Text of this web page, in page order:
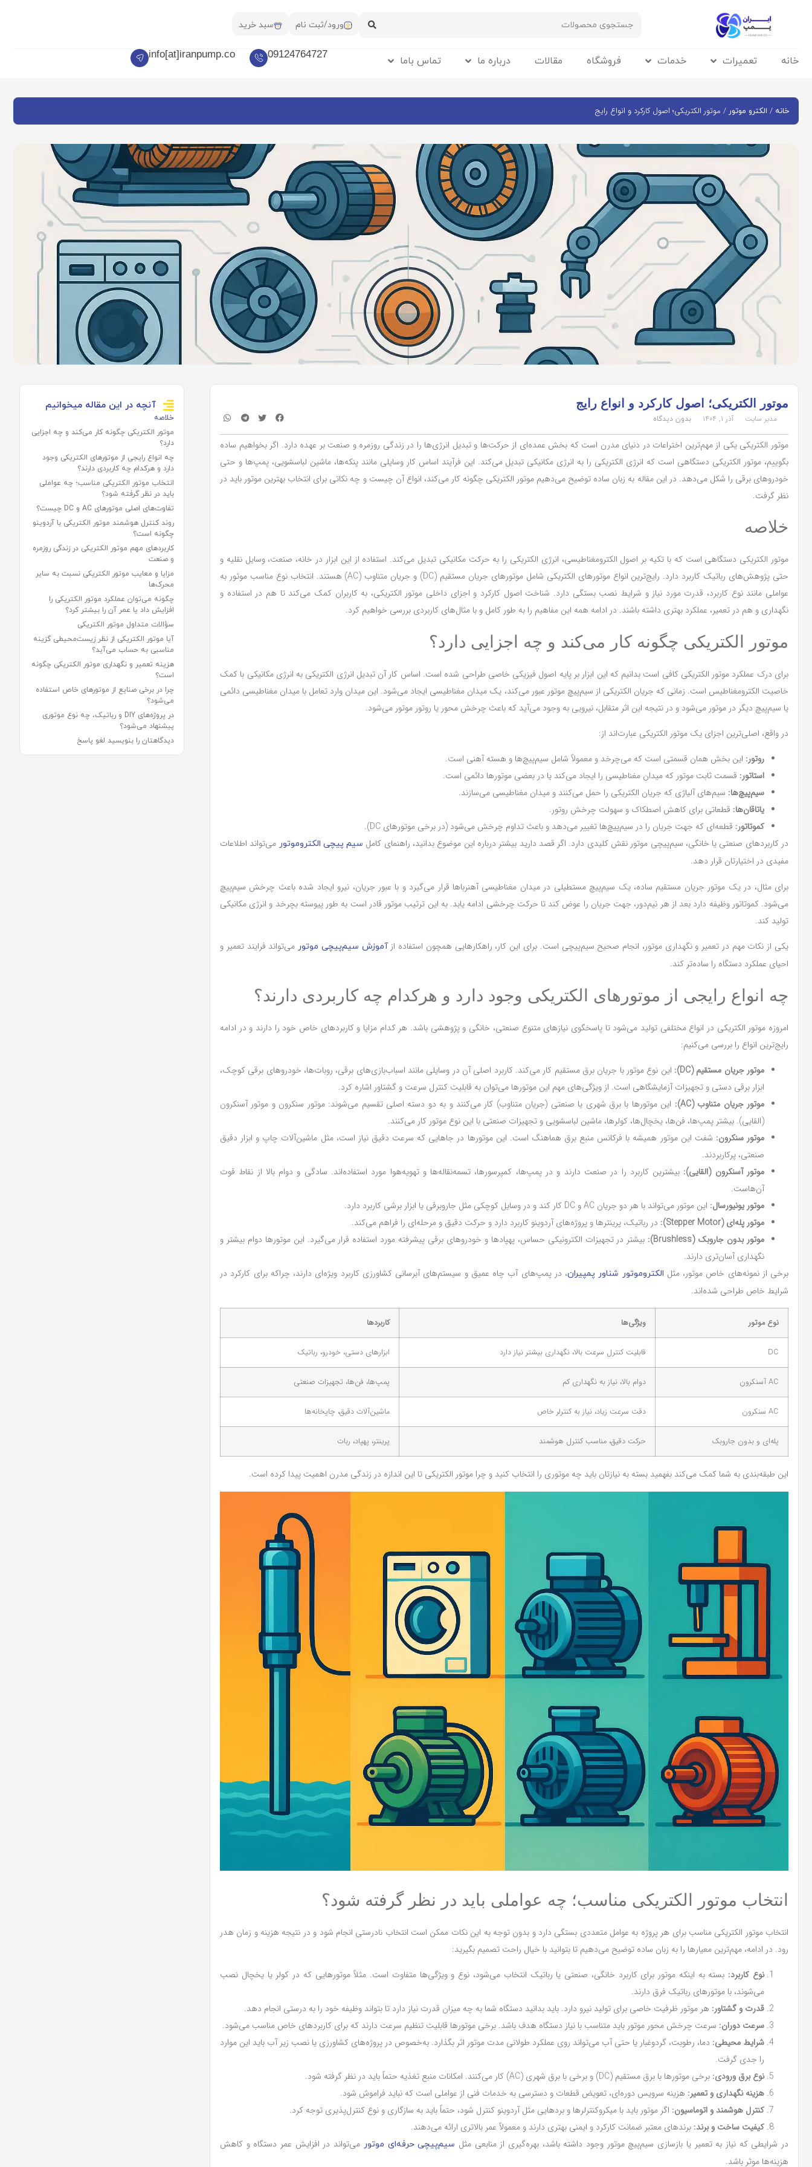
ورود/ثبت نام سبد خرید
خانه تعمیرات خدمات فروشگاه مقالات درباره ما تماس باما
09124764727
info[at]iranpump.co
خانه / الکترو موتور / موتور الکتریکی؛ اصول کارکرد و انواع رایج
موتور الکتریکی؛ اصول کارکرد و انواع رایج
مدیر سایت آذر ۱, ۱۴۰۴ بدون دیدگاه
موتور الکتریکی یکی از مهم‌ترین اختراعات در دنیای مدرن است که بخش عمده‌ای از حرکت‌ها و تبدیل انرژی‌ها را در زندگی روزمره و صنعت بر عهده دارد. اگر بخواهیم ساده
بگوییم، موتور الکتریکی دستگاهی است که انرژی الکتریکی را به انرژی مکانیکی تبدیل می‌کند. این فرآیند اساس کار وسایلی مانند پنکه‌ها، ماشین لباسشویی، پمپ‌ها و حتی
خودروهای برقی را شکل می‌دهد. در این مقاله به زبان ساده توضیح می‌دهیم موتور الکتریکی چگونه کار می‌کند، انواع آن چیست و چه نکاتی برای انتخاب بهترین موتور باید در
نظر گرفت.
خلاصه
موتور الکتریکی دستگاهی است که با تکیه بر اصول الکترومغناطیسی، انرژی الکتریکی را به حرکت مکانیکی تبدیل می‌کند. استفاده از این ابزار در خانه، صنعت، وسایل نقلیه و
حتی پژوهش‌های رباتیک کاربرد دارد. رایج‌ترین انواع موتورهای الکتریکی شامل موتورهای جریان مستقیم (DC) و جریان متناوب (AC) هستند. انتخاب نوع مناسب موتور به
عواملی مانند نوع کاربرد، قدرت مورد نیاز و شرایط نصب بستگی دارد. شناخت اصول کارکرد و اجزای داخلی موتور الکتریکی، به کاربران کمک می‌کند تا هم در استفاده و
نگهداری و هم در تعمیر، عملکرد بهتری داشته باشند. در ادامه همه این مفاهیم را به طور کامل و با مثال‌های کاربردی بررسی خواهیم کرد.
موتور الکتریکی چگونه کار می‌کند و چه اجزایی دارد؟
برای درک عملکرد موتور الکتریکی کافی است بدانیم که این ابزار بر پایه اصول فیزیکی خاصی طراحی شده است. اساس کار آن تبدیل انرژی الکتریکی به انرژی مکانیکی با کمک
خاصیت الکترومغناطیس است. زمانی که جریان الکتریکی از سیم‌پیچ موتور عبور می‌کند، یک میدان مغناطیسی ایجاد می‌شود. این میدان وارد تعامل با میدان مغناطیسی دائمی
یا سیم‌پیچ دیگر در موتور می‌شود و در نتیجه این اثر متقابل، نیرویی به وجود می‌آید که باعث چرخش محور یا روتور موتور می‌شود.
در واقع، اصلی‌ترین اجزای یک موتور الکتریکی عبارت‌اند از:
روتور: این بخش همان قسمتی است که می‌چرخد و معمولاً شامل سیم‌پیچ‌ها و هسته آهنی است.
استاتور: قسمت ثابت موتور که میدان مغناطیسی را ایجاد می‌کند یا در بعضی موتورها دائمی است.
سیم‌پیچ‌ها: سیم‌های آلیاژی که جریان الکتریکی را حمل می‌کنند و میدان مغناطیسی می‌سازند.
یاتاقان‌ها: قطعاتی برای کاهش اصطکاک و سهولت چرخش روتور.
کموتاتور: قطعه‌ای که جهت جریان را در سیم‌پیچ‌ها تغییر می‌دهد و باعث تداوم چرخش می‌شود (در برخی موتورهای DC).
در کاربردهای صنعتی یا خانگی، سیم‌پیچی موتور نقش کلیدی دارد. اگر قصد دارید بیشتر درباره این موضوع بدانید، راهنمای کامل سیم پیچی الکتروموتور می‌تواند اطلاعات
مفیدی در اختیارتان قرار دهد.
برای مثال، در یک موتور جریان مستقیم ساده، یک سیم‌پیچ مستطیلی در میدان مغناطیسی آهنرباها قرار می‌گیرد و با عبور جریان، نیرو ایجاد شده باعث چرخش سیم‌پیچ
می‌شود. کموتاتور وظیفه دارد بعد از هر نیم‌دور، جهت جریان را عوض کند تا حرکت چرخشی ادامه یابد. به این ترتیب موتور قادر است به طور پیوسته بچرخد و انرژی مکانیکی
تولید کند.
یکی از نکات مهم در تعمیر و نگهداری موتور، انجام صحیح سیم‌پیچی است. برای این کار، راهکارهایی همچون استفاده ازآموزش سیم‌پیچی موتور می‌تواند فرایند تعمیر و
احیای عملکرد دستگاه را ساده‌تر کند.
چه انواع رایجی از موتورهای الکتریکی وجود دارد و هرکدام چه کاربردی دارند؟
امروزه موتور الکتریکی در انواع مختلفی تولید می‌شود تا پاسخگوی نیازهای متنوع صنعتی، خانگی و پژوهشی باشد. هر کدام مزایا و کاربردهای خاص خود را دارند و در ادامه
رایج‌ترین انواع را بررسی می‌کنیم:
موتور جریان مستقیم (DC):
این نوع موتور با جریان برق مستقیم کار می‌کند. کاربرد اصلی آن در وسایلی مانند اسباب‌بازی‌های برقی، روبات‌ها، خودروهای برقی کوچک،
ابزار برقی دستی و تجهیزات آزمایشگاهی است. از ویژگی‌های مهم این موتورها می‌توان به قابلیت کنترل سرعت و گشتاور اشاره کرد.
موتور جریان متناوب (AC):
این موتورها با برق شهری یا صنعتی (جریان متناوب) کار می‌کنند و به دو دسته اصلی تقسیم می‌شوند: موتور سنکرون و موتور آسنکرون
(القایی). بیشتر پمپ‌ها، فن‌ها، یخچال‌ها، کولرها، ماشین لباسشویی و تجهیزات صنعتی با این نوع موتور کار می‌کنند.
موتور سنکرون: شفت این موتور همیشه با فرکانس منبع برق هماهنگ است. این موتورها در جاهایی که سرعت دقیق نیاز است، مثل ماشین‌آلات چاپ و ابزار دقیق
صنعتی، پرکاربردند.
موتور آسنکرون (القایی): بیشترین کاربرد را در صنعت دارند و در پمپ‌ها، کمپرسورها، تسمه‌نقاله‌ها و تهویه‌هوا مورد استفاده‌اند. سادگی و دوام بالا از نقاط قوت
آن‌هاست.
موتور یونیورسال: این موتور می‌تواند با هر دو جریان AC و DC کار کند و در وسایل کوچکی مثل جاروبرقی یا ابزار برشی کاربرد دارد.
موتور پله‌ای (Stepper Motor):
در رباتیک، پرینترها و پروژه‌های آردوینو کاربرد دارد و حرکت دقیق و مرحله‌ای را فراهم می‌کند.
موتور بدون جاروبک (Brushless):
بیشتر در تجهیزات الکترونیکی حساس، پهپادها و خودروهای برقی پیشرفته مورد استفاده قرار می‌گیرد. این موتورها دوام بیشتر و
نگهداری آسان‌تری دارند.
برخی از نمونه‌های خاص موتور، مثل الکتروموتور شناور پمپیران، در پمپ‌های آب چاه عمیق و سیستم‌های آبرسانی کشاورزی کاربرد ویژه‌ای دارند، چراکه برای کارکرد در
شرایط خاص طراحی شده‌اند.
نوع موتور ویژگی‌ها کاربردها
DC قابلیت کنترل سرعت بالا، نگهداری بیشتر نیاز دارد ابزارهای دستی، خودرو، رباتیک
AC آسنکرون دوام بالا، نیاز به نگهداری کم پمپ‌ها، فن‌ها، تجهیزات صنعتی
AC سنکرون دقت سرعت زیاد، نیاز به کنترلر خاص ماشین‌آلات دقیق، چاپخانه‌ها
پله‌ای و بدون جاروبک حرکت دقیق، مناسب کنترل هوشمند پرینتر، پهپاد، ربات
این طبقه‌بندی به شما کمک می‌کند بفهمید بسته به نیازتان باید چه موتوری را انتخاب کنید و چرا موتور الکتریکی تا این اندازه در زندگی مدرن اهمیت پیدا کرده است.
انتخاب موتور الکتریکی مناسب؛ چه عواملی باید در نظر گرفته شود؟
انتخاب موتور الکتریکی مناسب برای هر پروژه به عوامل متعددی بستگی دارد و بدون توجه به این نکات ممکن است انتخاب نادرستی انجام شود و در نتیجه هزینه و زمان هدر
رود. در ادامه، مهم‌ترین معیارها را به زبان ساده توضیح می‌دهیم تا بتوانید با خیال راحت تصمیم بگیرید:
نوع کاربرد: بسته به اینکه موتور برای کاربرد خانگی، صنعتی یا رباتیک انتخاب می‌شود، نوع و ویژگی‌ها متفاوت است. مثلاً موتورهایی که در کولر یا یخچال نصب
می‌شوند، با موتورهای رباتیک فرق دارند.
قدرت و گشتاور: هر موتور ظرفیت خاصی برای تولید نیرو دارد. باید بدانید دستگاه شما به چه میزان قدرت نیاز دارد تا بتواند وظیفه خود را به درستی انجام دهد.
سرعت دوران: سرعت چرخش محور موتور باید متناسب با نیاز دستگاه هدف باشد. برخی موتورها قابلیت تنظیم سرعت دارند که برای کاربردهای خاص مناسب می‌شود.
شرایط محیطی: دما، رطوبت، گردوغبار یا حتی آب می‌تواند روی عملکرد طولانی مدت موتور اثر بگذارد. به‌خصوص در پروژه‌های کشاورزی یا نصب زیر آب باید این موارد
را جدی گرفت.
نوع برق ورودی: برخی موتورها با برق مستقیم (DC) و برخی با برق شهری (AC) کار می‌کنند. امکانات منبع تغذیه حتماً باید در نظر گرفته شود.
هزینه نگهداری و تعمیر: هزینه سرویس دوره‌ای، تعویض قطعات و دسترسی به خدمات فنی از عواملی است که نباید فراموش شود.
کنترل هوشمند و اتوماسیون: اگر موتور باید با میکروکنترلرها و بردهایی مثل آردوینو کنترل شود، حتماً باید به سازگاری و نوع کنترل‌پذیری توجه کرد.
کیفیت ساخت و برند: برندهای معتبر ضمانت کارکرد و ایمنی بهتری دارند و معمولاً عمر بالاتری ارائه می‌دهند.
در شرایطی که نیاز به تعمیر یا بازسازی سیم‌پیچ موتور وجود داشته باشد، بهره‌گیری از منابعی مثل سیم‌پیچی حرفه‌ای موتور می‌تواند در افزایش عمر دستگاه و کاهش
هزینه‌ها موثر باشد.
آنچه در این مقاله میخوانیم
خلاصه
موتور الکتریکی چگونه کار می‌کند و چه اجزایی
دارد؟
چه انواع رایجی از موتورهای الکتریکی وجود
دارد و هرکدام چه کاربردی دارند؟
انتخاب موتور الکتریکی مناسب؛ چه عواملی
باید در نظر گرفته شود؟
تفاوت‌های اصلی موتورهای AC و DC چیست؟
روند کنترل هوشمند موتور الکتریکی با آردوینو
چگونه است؟
کاربردهای مهم موتور الکتریکی در زندگی روزمره
و صنعت
مزایا و معایب موتور الکتریکی نسبت به سایر
محرک‌ها
چگونه می‌توان عملکرد موتور الکتریکی را
افزایش داد یا عمر آن را بیشتر کرد؟
سؤالات متداول موتور الکتریکی
آیا موتور الکتریکی از نظر زیست‌محیطی گزینه
مناسبی به حساب می‌آید؟
هزینه تعمیر و نگهداری موتور الکتریکی چگونه
است؟
چرا در برخی صنایع از موتورهای خاص استفاده
می‌شود؟
در پروژه‌های DIY و رباتیک، چه نوع موتوری
پیشنهاد می‌شود؟
دیدگاهتان را بنویسید لغو پاسخ